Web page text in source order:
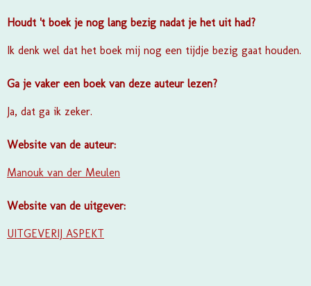
Houdt 't boek je nog lang bezig nadat je het uit had?
Ik denk wel dat het boek mij nog een tijdje bezig gaat houden.
Ga je vaker een boek van deze auteur lezen?
Ja, dat ga ik zeker.
Website van de auteur:
Manouk van der Meulen
Website van de uitgever:
UITGEVERIJ ASPEKT